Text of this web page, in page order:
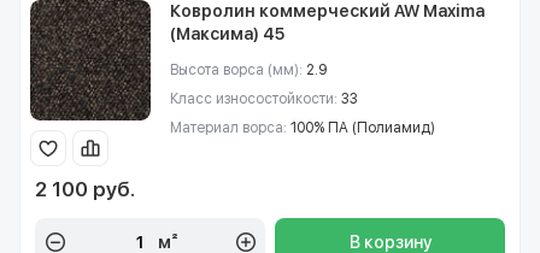
Ковролин коммерческий AW Maxima
(Максима) 45
Высота ворса (мм): 2.9
Класс износостойкости: 33
Материал ворса: 100% ПА (Полиамид)
2 100 руб.
м² В корзину